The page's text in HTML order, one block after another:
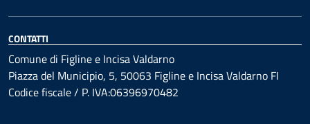
CONTATTI
Comune di Figline e Incisa Valdarno
Piazza del Municipio, 5, 50063 Figline e Incisa Valdarno FI
Codice fiscale / P. IVA:06396970482